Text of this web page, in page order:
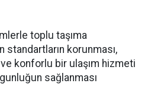
toplu taşıma
korunması,
konforlu bir ulaşım hizmeti
sağlanması